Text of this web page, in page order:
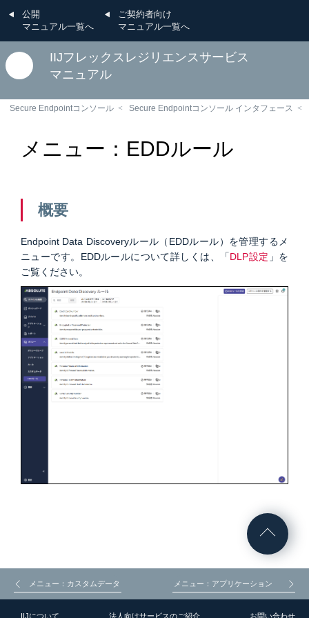
公開
マニュアル一覧へ
ご契約者向け
マニュアル一覧へ
IIJフレックスレジリエンスサービス
マニュアル
Secure Endpointコンソール Secure Endpointコンソール インタフェース
メニュー：EDDルール
概要
Endpoint Data Discoveryルール（EDDルール）を管理するメ
ニューです。EDDルールについて詳しくは、「DLP設定 」を
ご覧ください。
メニュー：カスタムデータ メニュー：アプリケーション
IIJについて 法人向けサービスのご紹介 お問い合わせ